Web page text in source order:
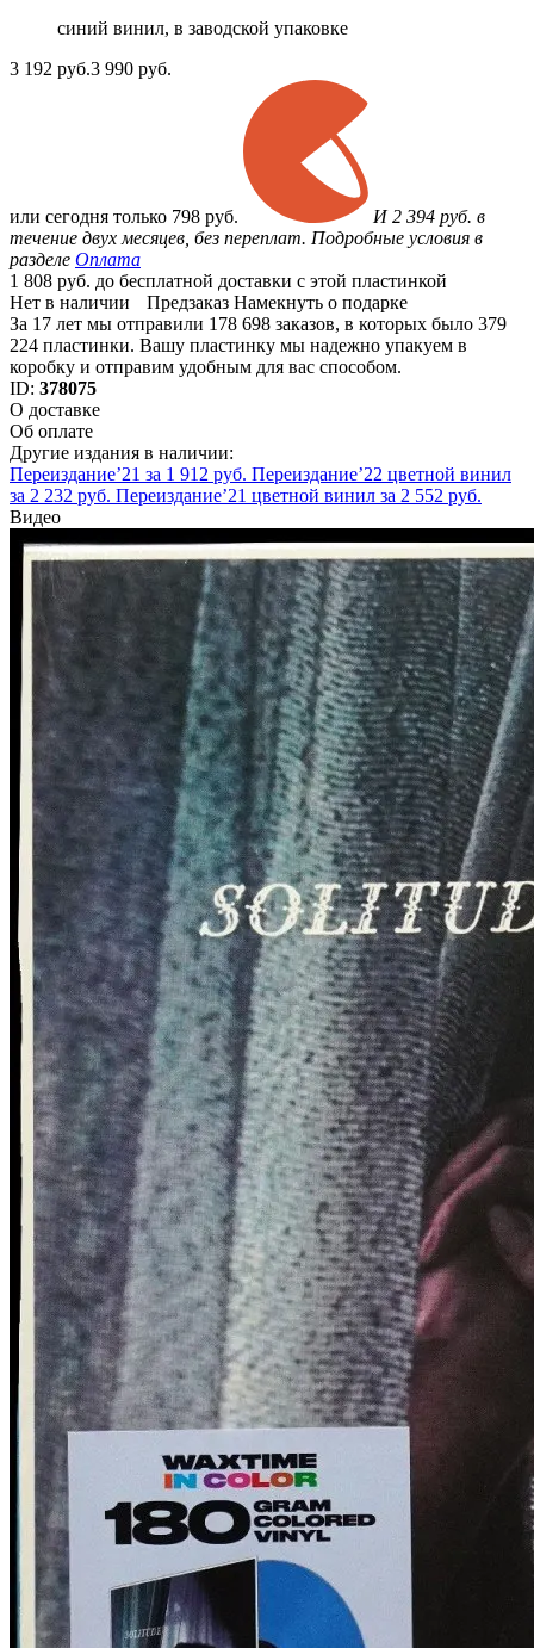
синий винил, в заводской упаковке
3 192 руб.3 990 руб.
или сегодня только 798 руб.
И 2 394 руб. в
течение двух месяцев, без переплат. Подробные условия в
разделе Оплата
1 808 руб. до бесплатной доставки с этой пластинкой
Нет в наличии
Предзаказ Намекнуть о подарке
За 17 лет мы отправили 178 698 заказов, в которых было 379
224 пластинки. Вашу пластинку мы надежно упакуем в
коробку и отправим удобным для вас способом.
ID: 378075
О доставке
Об оплате
Другие издания в наличии:
Переиздание’21 за 1 912 руб. Переиздание’22 цветной винил
за 2 232 руб. Переиздание’21 цветной винил за 2 552 руб.
Видео